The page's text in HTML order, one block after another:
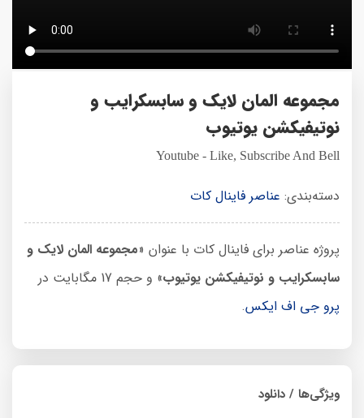
مجموعه المان لایک و سابسکرایب و
نوتیفیکشن یوتیوب
Youtube - Like, Subscribe And Bell
دسته‌بندی: عناصر فاینال کات
پروژه عناصر برای فاینال کات با عنوان «مجموعه المان لایک و
سابسکرایب و نوتیفیکشن یوتیوب» و حجم 17 مگابایت در
پرو جی اف ایکس.
ویژگی‌ها / دانلود